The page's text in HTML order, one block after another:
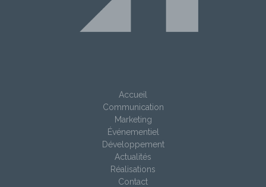
Accueil
Communication
Marketing
Événementiel
Développement
Actualités
Réalisations
Contact